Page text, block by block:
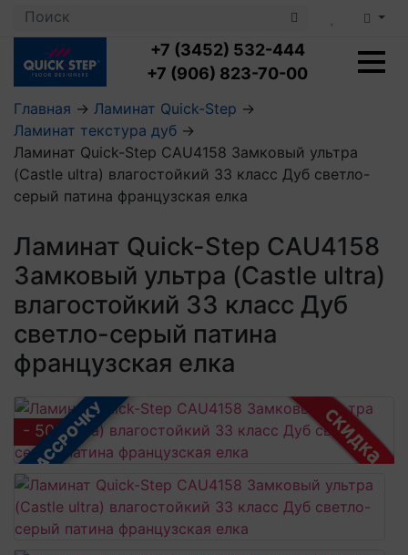
+7 (3452) 532-444
+7 (906) 823-70-00
Ламинат с укладкой
Ламинат 32 класс
Ламинат 33 класс
Посмотреть все категории
LOC FLOOR PLUS
LOC FLOOR FANCY
Посмотреть все категории
Клеевая кварцвиниловая плитка
Виниловый ламинат
Кварцвинил SPC OASIS
Посмотреть все категории
Плинтус
Профили для ступеней
Пороги
Аксессуары для напольных покрытий
Аксессуары для стеновых панелей
Посмотреть все категории
Главная → Ламинат Quick-Step →
Ламинат текстура дуб →
Ламинат Quick-Step CAU4158 Замковый ультра
(Castle ultra) влагостойкий 33 класс Дуб светло-
серый патина французская елка
Ламинат Quick-Step CAU4158
Замковый ультра (Castle ultra)
влагостойкий 33 класс Дуб
светло-серый патина
французская елка
В РАССРОЧКУ
- 50%